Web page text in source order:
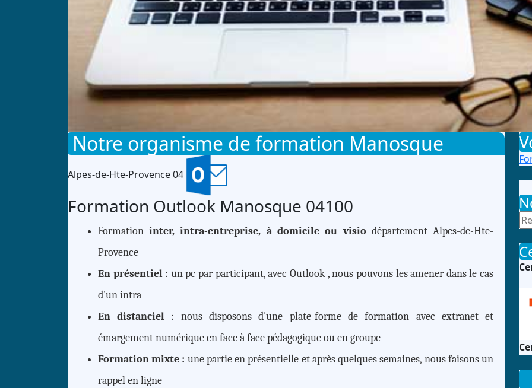
Notre organisme de formation Manosque
Alpes-de-Hte-Provence 04
Formation Outlook Manosque 04100
Formationinter, intra-entreprise, à domicile ou visio département Alpes-de-Hte-
Provence
En présentiel: un pc par participant, avec Outlook , nous pouvons les amener dans le cas
d'un intra
En distanciel : nous disposons d'une plate-forme de formation avec extranet et
émargement numérique en face à face pédagogique ou en groupe
Formation mixte : une partie en présentielle et après quelques semaines, nous faisons un
rappel en ligne